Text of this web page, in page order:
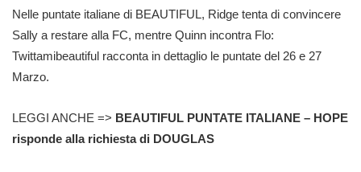
Nelle puntate italiane di BEAUTIFUL, Ridge tenta di convincere
Sally a restare alla FC, mentre Quinn incontra Flo:
Twittamibeautiful racconta in dettaglio le puntate del 26 e 27
Marzo.
LEGGI ANCHE => BEAUTIFUL PUNTATE ITALIANE – HOPE
risponde alla richiesta di DOUGLAS